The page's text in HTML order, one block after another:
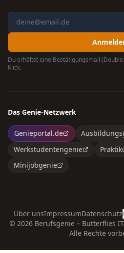
Du erhältst eine Bestätigungsmail
Klick.
Das Genie-Netzwerk
Genieportal.de
Werkstudentengenie
Minijobgenie
Über unsImpressumDatenschutz
© 2026Berufsgenie – Butterflies
Alle Rechte